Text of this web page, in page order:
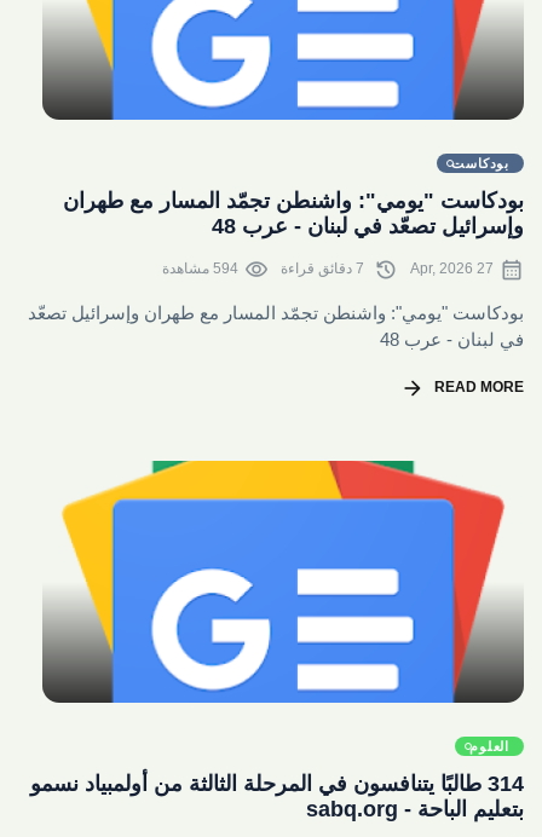
بودكاست
بودكاست "يومي": واشنطن تجمّد المسار مع طهران
وإسرائيل تصعّد في لبنان - عرب 48
calendar_month
27 Apr, 2026
history
visibility 594 مشاهدة
بودكاست "يومي": واشنطن تجمّد المسار مع طهران وإسرائيل تصعّد
في لبنان - عرب 48
READ MORE
arrow_forward
العلوم
314 طالبًا يتنافسون في المرحلة الثالثة من أولمبياد نسمو
بتعليم الباحة - sabq.org